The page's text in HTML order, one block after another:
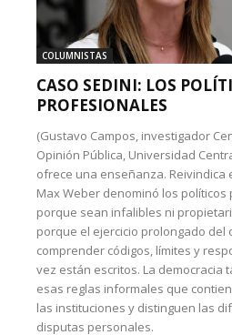
COLUMNISTAS
CASO SEDINI: LOS
PROFESIONALES
(Gustavo Campos, investigador
Opinión Pública, Universidad
ofrece una enseñanza. Reivindica
Max Weber denominó los políticos
porque sean infalibles ni
porque el ejercicio prolongado del
comprender códigos, límites y
vez están escritos. La democracia
esas reglas informales que
las instituciones y distinguen las
disputas personales.